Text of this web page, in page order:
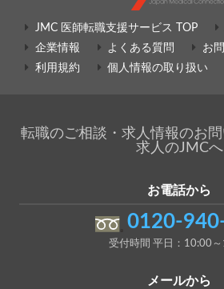
JMC 医師転職支援サービス TOP
企業情報
よくある質問
お
利用規約
個人情報の取り扱い
転職のご相談・求人情報のお
求人のJMCへ
お電話から
0120-
受付時間 平日：10:00
メールから